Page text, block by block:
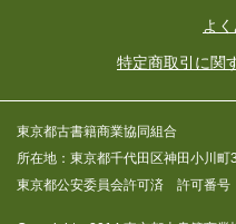
よ
特定商取引に関
東京都古書籍商業協同組合
所在地：東京都千代田区神田小川
東京都公安委員会許可済 許可番